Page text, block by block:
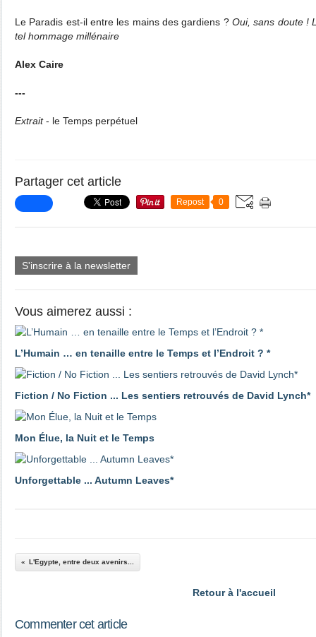
Le Paradis est-il entre les mains des gardiens ? Oui, sans doute !
tel hommage millénaire
Alex Caire
---
Extrait- le Temps perpétuel
Partager cet article
Repost 0
S'inscrire à la newsletter
Vous aimerez aussi :
L’Humain … en tenaille entre le Temps et l’Endroit ? *
Fiction / No Fiction ... Les sentiers retrouvés de David Lynch*
Mon Élue, la Nuit et le Temps
Unforgettable ... Autumn Leaves*
L'Egypte, entre deux avenirs...
Retour à l'accueil
Commenter cet article